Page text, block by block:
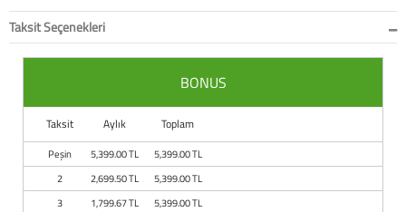
Taksit Seçenekleri
BONUS
Taksit Aylık Toplam
Peşin 5,399.00 TL
5,399.00 TL
2
2,699.50 TL
5,399.00 TL
3
1,799.67 TL
5,399.00 TL